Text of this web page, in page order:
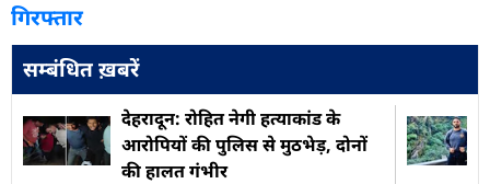
गिरफ्तार
सम्बंधित ख़बरें
देहरादून: रोहित नेगी हत्याकांड के
आरोपियों की पुलिस से मुठभेड़, दोनों
की हालत गंभीर